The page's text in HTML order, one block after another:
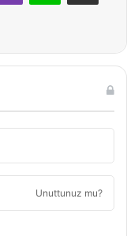
Unuttunuz mu?